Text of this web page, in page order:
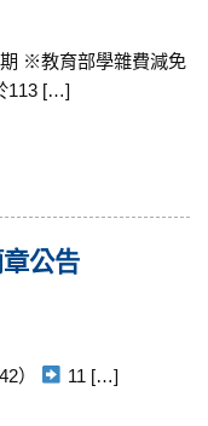
※教育部學雜費減免
113 […]
公告
）
11 […]